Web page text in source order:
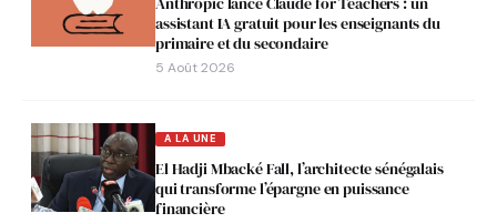
assistant IA gratuit pour les enseignants du
primaire et du secondaire
5 Août 2026
A LA UNE
El Hadji Mbacké Fall, l’architecte sénégalais
qui transforme l’épargne en puissance
financière